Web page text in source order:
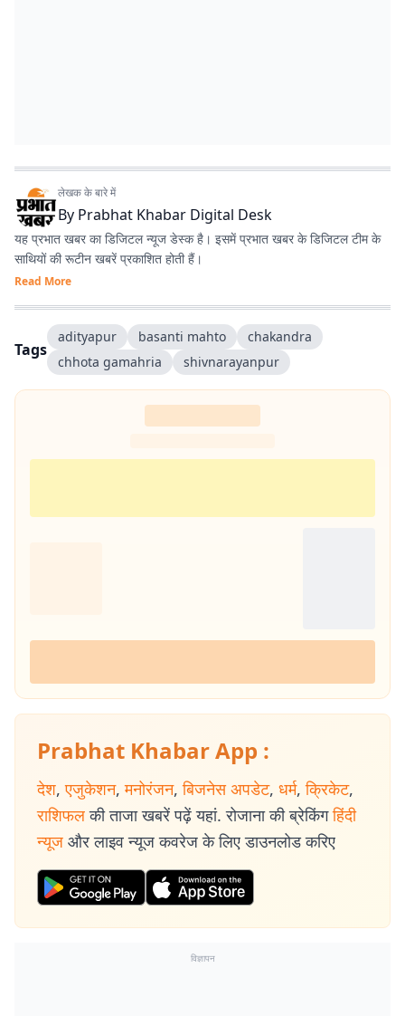
लेखक के बारे में
By Prabhat Khabar Digital Desk
यह प्रभात खबर का डिजिटल न्यूज डेस्क है। इसमें प्रभात खबर के डिजिटल टीम के
साथियों की रूटीन खबरें प्रकाशित होती हैं।
Read More
Tags
adityapur basanti mahto
chakandra
chhota gamahria
shivnarayanpur
Prabhat Khabar App :
देश, एजुकेशन, मनोरंजन, बिजनेस अपडेट, धर्म, क्रिकेट,
राशिफल की ताजा खबरें पढ़ें यहां. रोजाना की ब्रेकिंग हिंदी
न्यूज और लाइव न्यूज कवरेज के लिए डाउनलोड करिए
विज्ञापन